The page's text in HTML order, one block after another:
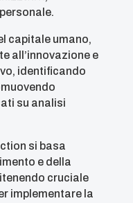
capitale umano,
all’innovazione e
identificando
su analisi
si basa
e della
cruciale
implementare la